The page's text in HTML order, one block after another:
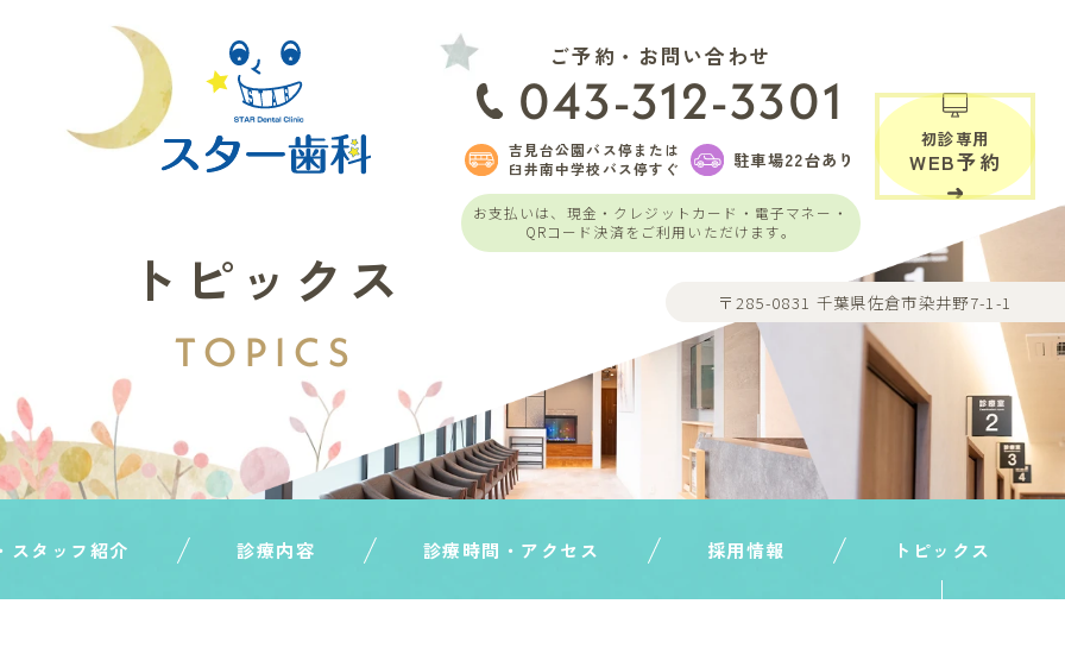
ご予約・お問い合わせ
043-312-3301
吉見台公園バス停または
臼井南中学校バス停すぐ
駐車場22台あり
お支払いは、現金・クレジットカード・電子マネー・
QRコード決済をご利用いただけます。
初診専用
WEB予約
〒285-0831 千葉県佐倉市染井野7-1-1
トピックス
TOPICS
スタッフ紹介 診療内容 診療時間・アクセス 採用情報 トピックス